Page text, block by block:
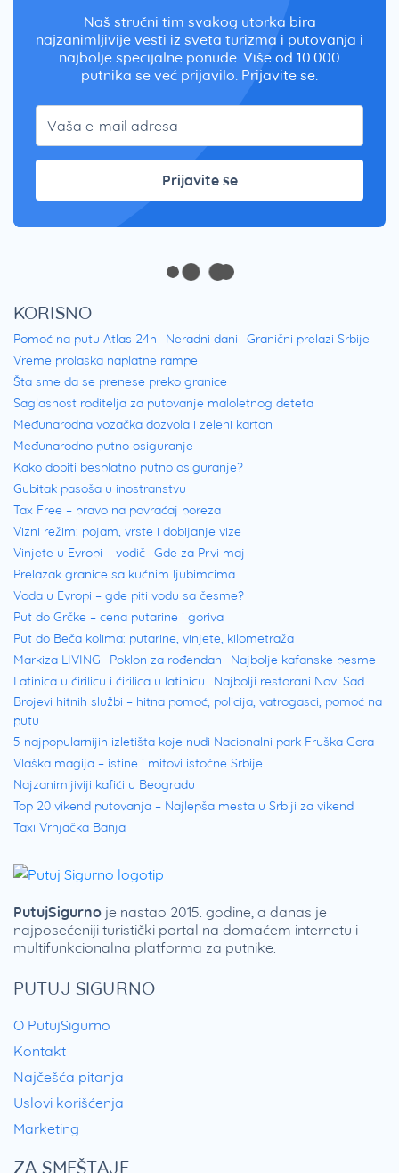
Naš stručni tim svakog utorka bira
najzanimljivije vesti iz sveta turizma i putovanja i
najbolje specijalne ponude. Više od 10.000
putnika se već prijavilo. Prijavite se.
Prijavite se
KORISNO
Pomoć na putu Atlas 24h Neradni dani
Granični prelazi Srbije
Vreme prolaska naplatne rampe
Šta sme da se prenese preko granice
Saglasnost roditelja za putovanje maloletnog deteta
Međunarodna vozačka dozvola i zeleni karton
Međunarodno putno osiguranje
Kako dobiti besplatno putno osiguranje?
Gubitak pasoša u inostranstvu
Tax Free – pravo na povraćaj poreza
Vizni režim: pojam, vrste i dobijanje vize
Vinjete u Evropi – vodič Gde za Prvi maj
Prelazak granice sa kućnim ljubimcima
Voda u Evropi – gde piti vodu sa česme?
Put do Grčke – cena putarine i goriva
Put do Beča kolima: putarine, vinjete, kilometraža
Markiza LIVING
Poklon za rođendan
Najbolje kafanske pesme
Latinica u ćirilicu i ćirilica u latinicu
Najbolji restorani Novi Sad
Brojevi hitnih službi – hitna pomoć, policija, vatrogasci, pomoć na
putu
5 najpopularnijih izletišta koje nudi Nacionalni park Fruška Gora
Vlaška magija – istine i mitovi istočne Srbije
Najzanimljiviji kafići u Beogradu
Top 20 vikend putovanja – Najlepša mesta u Srbiji za vikend
Taxi Vrnjačka Banja
PUTUJ SIGURNO
O PutujSigurno
Kontakt
Najčešća pitanja
Uslovi korišćenja
Marketing
ZA SMEŠTAJE
PutujSigurno je nastao 2015. godine, a danas je
najposećeniji turistički portal na domaćem internetu i
multifunkcionalna platforma za putnike.